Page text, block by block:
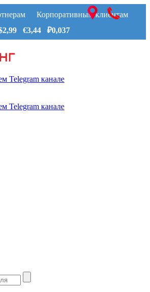
Корпоративным клиентам
€3,44 ₽0,037
Telegram канале
Telegram канале